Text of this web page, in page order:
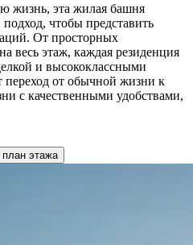
жизнь, эта жилая башня
чтобы представить
От просторных
весь этаж, каждая резиденция
и высококлассными
переход от обычной жизни к
с качественными удобствами,
этажа